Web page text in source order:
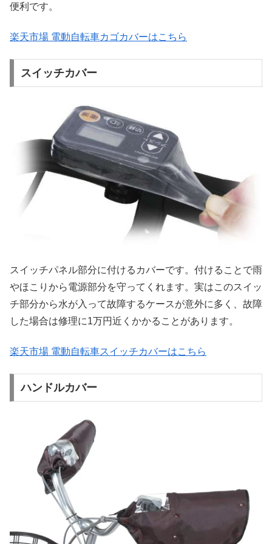
便利です。
楽天市場 電動自転車カゴカバーはこちら
スイッチカバー
スイッチパネル部分に付けるカバーです。付けることで雨
やほこりから電源部分を守ってくれます。実はこのスイッ
チ部分から水が入って故障するケースが意外に多く、故障
した場合は修理に1万円近くかかることがあります。
楽天市場 電動自転車スイッチカバーはこちら
ハンドルカバー